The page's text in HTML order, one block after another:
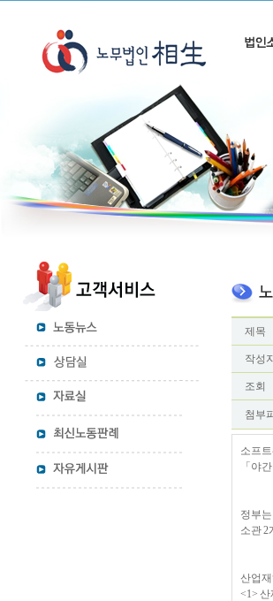
제목
작성
조회
첨부
소프
「야
정부
소관 2
산업
<1> 산